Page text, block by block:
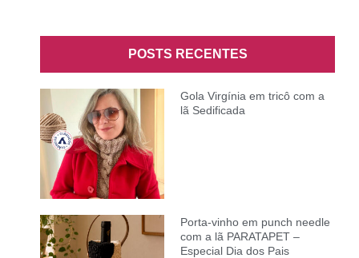
POSTS RECENTES
Gola Virgínia em tricô com a
lã Sedificada
Porta-vinho em punch needle
com a lã PARATAPET –
Especial Dia dos Pais